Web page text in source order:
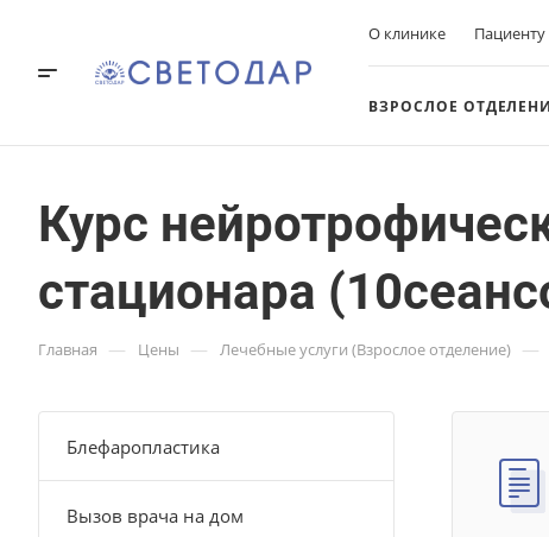
О клинике Пациенту
ВЗРОСЛОЕ
Курс
стационара
Главная — Цены — Лечебные услуги (Взрослое отделение) —
Блефаропластика
Вызов врача на дом